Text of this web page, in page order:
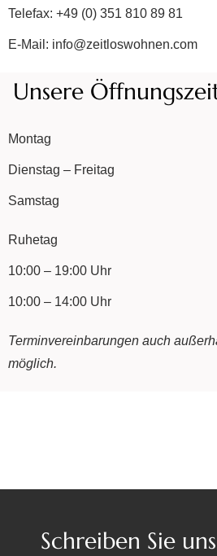
Telefax: +49 (0) 351 810 89 81
E-Mail: info@zeitloswohnen.com
Unsere
Montag
Dienstag – Freitag
Samstag
Ruhetag
10:00 – 19:00 Uhr
10:00 – 14:00 Uhr
Terminvereinbarungen auch
möglich.
Schreiben Sie uns